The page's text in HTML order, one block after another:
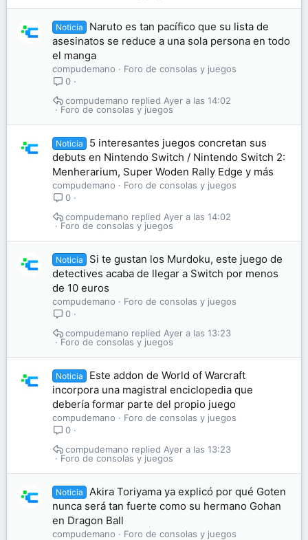
Noticia
Naruto es tan pacífico que su lista de
asesinatos se reduce a una sola persona en todo
el manga
compudemano
Foro de consolas y juegos
0
Foro de consolas y juegos
Ayer a las 14:02
compudemano
Noticia
5 interesantes juegos concretan sus
debuts en Nintendo Switch / Nintendo Switch 2:
Menherarium, Super Woden Rally Edge y más
compudemano
Foro de consolas y juegos
0
Foro de consolas y juegos
Ayer a las 14:02
compudemano
Noticia
Si te gustan los Murdoku, este juego de
detectives acaba de llegar a Switch por menos
de 10 euros
compudemano
Foro de consolas y juegos
0
Foro de consolas y juegos
Ayer a las 13:23
compudemano
Noticia
Este addon de World of Warcraft
incorpora una magistral enciclopedia que
debería formar parte del propio juego
compudemano
Foro de consolas y juegos
0
Foro de consolas y juegos
Ayer a las 13:23
compudemano
Noticia
Akira Toriyama ya explicó por qué Goten
nunca será tan fuerte como su hermano Gohan
en Dragon Ball
compudemano
Foro de consolas y juegos